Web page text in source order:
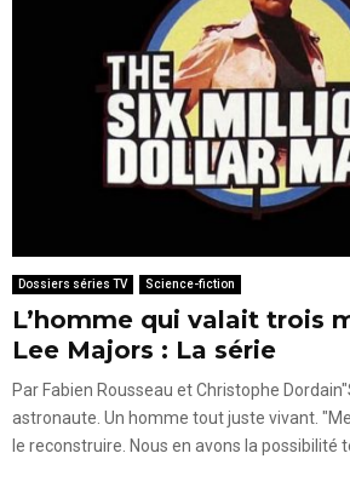
Dossiers séries TV Science-fiction
L’homme qui valait trois
Lee Majors : La série
Par Fabien Rousseau et Christophe
astronaute. Un homme tout juste vivant.
le reconstruire. Nous en avons la possibilité